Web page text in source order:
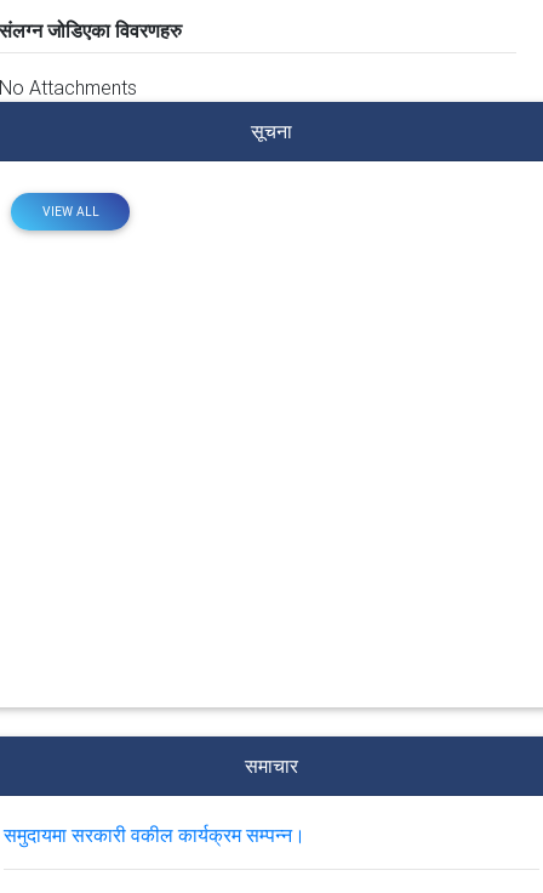
संलग्न जोडिएका विवरणहरु
No Attachments
सूचना
VIEW ALL
समाचार
समुदायमा सरकारी वकील कार्यक्रम सम्पन्न।